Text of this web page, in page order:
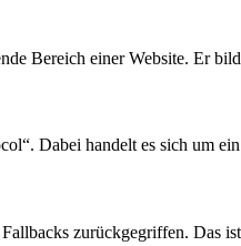
Bereich einer Website. Er
Dabei handelt es sich um
zurückgegriffen. Das